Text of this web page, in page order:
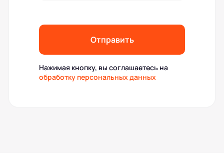
Отправить
Нажимая кнопку, вы соглашаетесь на
обработку персональных данных